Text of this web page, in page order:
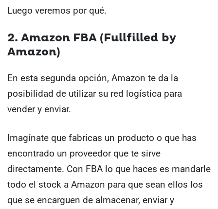
Luego veremos por qué.
2. Amazon FBA (Fullfilled by
Amazon)
En esta segunda opción, Amazon te da la
posibilidad de utilizar su red logística para
vender y enviar.
Imagínate que fabricas un producto o que has
encontrado un proveedor que te sirve
directamente. Con FBA lo que haces es mandarle
todo el stock a Amazon para que sean ellos los
que se encarguen de almacenar, enviar y